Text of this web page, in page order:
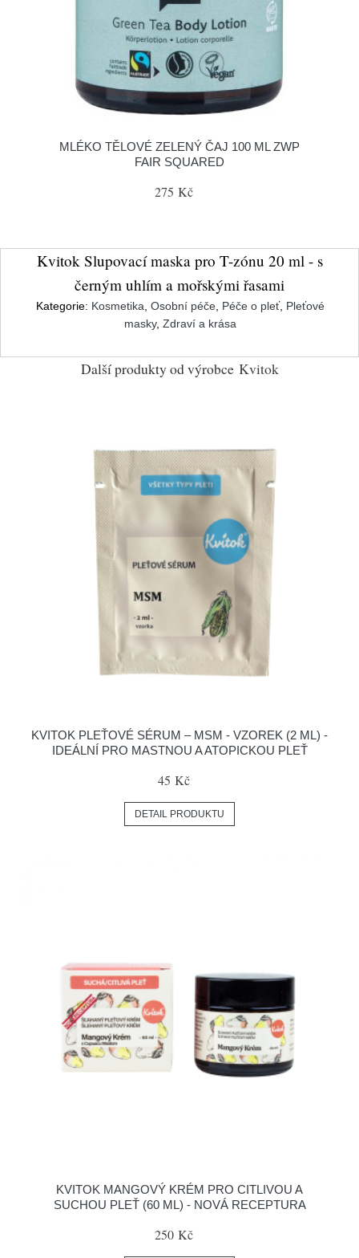
MLÉKO TĚLOVÉ ZELENÝ ČAJ 100 ML ZWP
FAIR SQUARED
275 Kč
Kvitok Slupovací maska pro T-zónu 20 ml - s
černým uhlím a mořskými řasami
Kategorie: Kosmetika Osobní péče Péče o pleť, Pleťové
masky, Zdraví a krása
Další produkty od výrobce Kvitok
KVITOK PLEŤOVÉ SÉRUM – MSM - VZOREK (2 ML) -
IDEÁLNÍ PRO MASTNOU A ATOPICKOU PLEŤ
45 Kč
DETAIL PRODUKTU
KVITOK MANGOVÝ KRÉM PRO CITLIVOU A
SUCHOU PLEŤ (60 ML) - NOVÁ RECEPTURA
250 Kč